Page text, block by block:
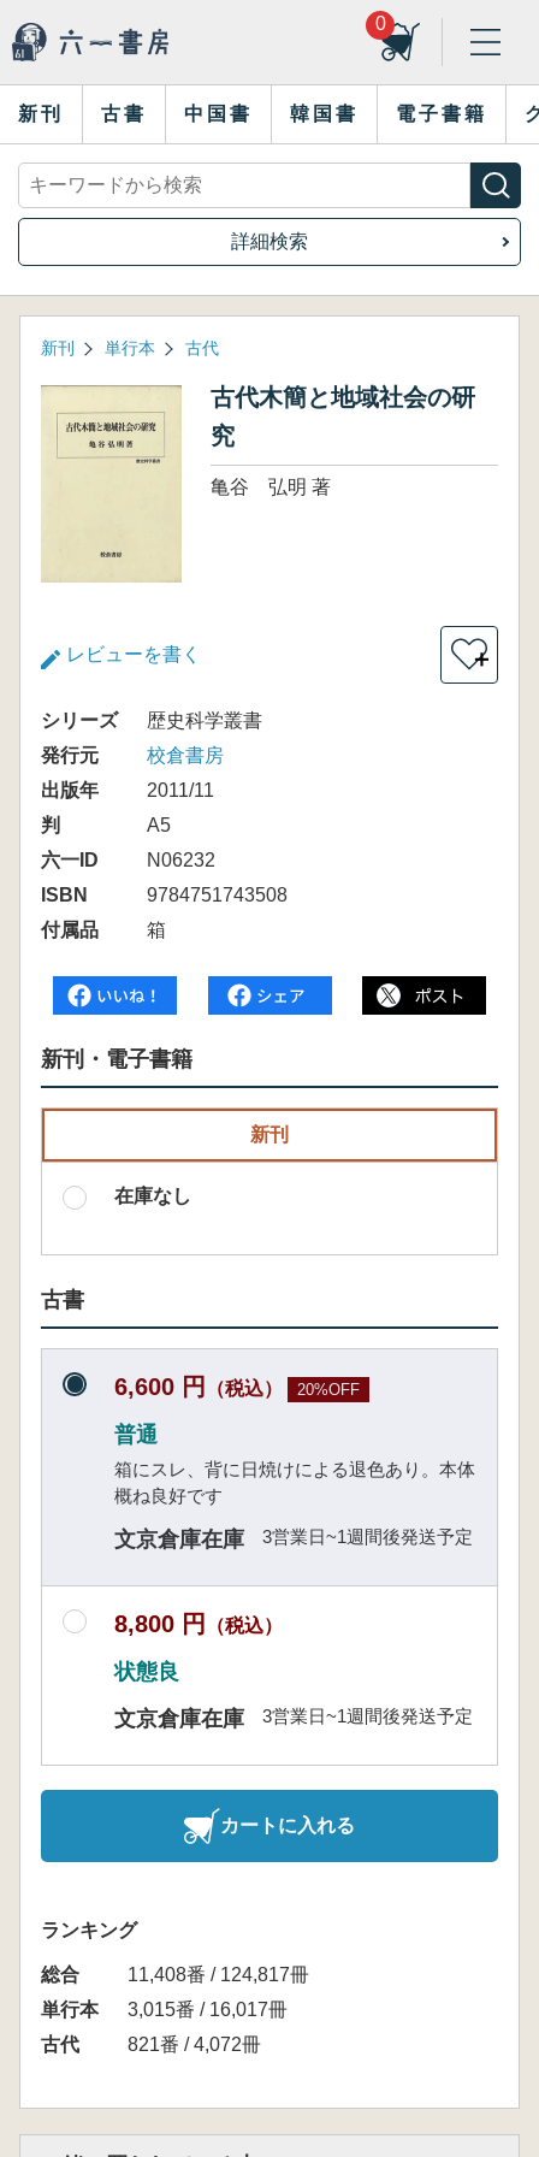
0
新刊 古書 中国書 韓国書 電子書籍
詳細検索
新刊 単行本 古代
古代木簡と地域社会の研
究
亀谷 弘明 著
レビューを書く ＋
シリーズ
歴史科学叢書
発行元
校倉書房
出版年
2011/11
判
A5
六一ID
N06232
ISBN
9784751743508
付属品
箱
新刊・電子書籍
新刊
在庫なし
古書
6,600 円 （税込） 20%OFF
普通
箱にスレ、背に日焼けによる退色あり。本体
概ね良好です
文京倉庫在庫 3営業日~1週間後発送予定
8,800 円 （税込）
状態良
文京倉庫在庫
3営業日~1週間後発送予定
カートに入れる
ランキング
総合
11,408番 / 124,817冊
単行本
3,015番 / 16,017冊
古代
821番 / 4,072冊